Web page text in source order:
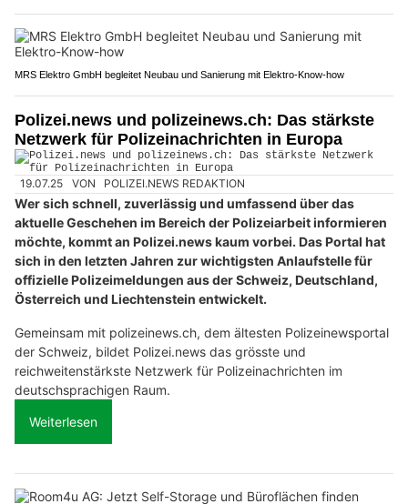
MRS Elektro GmbH begleitet Neubau und Sanierung mit Elektro-Know-how
Polizei.news und polizeinews.ch: Das stärkste
Netzwerk für Polizeinachrichten in Europa
19.07.25 VON POLIZEI.NEWS REDAKTION
Wer sich schnell, zuverlässig und umfassend über das
aktuelle Geschehen im Bereich der Polizeiarbeit informieren
möchte, kommt an Polizei.news kaum vorbei. Das Portal hat
sich in den letzten Jahren zur wichtigsten Anlaufstelle für
offizielle Polizeimeldungen aus der Schweiz, Deutschland,
Österreich und Liechtenstein entwickelt.
Gemeinsam mit polizeinews.ch, dem ältesten Polizeinewsportal
der Schweiz, bildet Polizei.news das grösste und
reichweitenstärkste Netzwerk für Polizeinachrichten im
deutschsprachigen Raum.
Weiterlesen